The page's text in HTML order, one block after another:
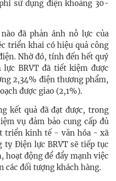
sử dụng điện khoảng 30-
đã phản ánh nỗ lực của
triển khai có hiệu quả công
Nhờ đó, tính đến hết quý
BRVT đã tiết kiệm được
2,34% điện thương phẩm,
được giao (2,1%).
kết quả đã đạt được, trong
vụ đảm bảo cung cấp đủ
triển kinh tế - văn hóa - xã
Điện lực BRVT sẽ tiếp tục
động để đẩy mạnh việc
các đối tượng khách hàng.